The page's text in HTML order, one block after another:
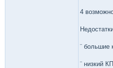
4
¨ большие
¨ низкий